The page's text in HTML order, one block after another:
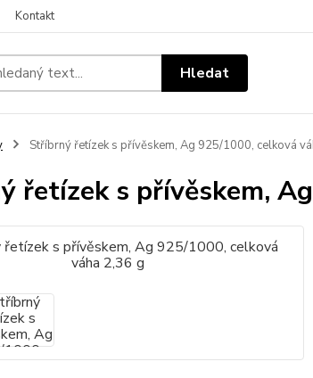
Kontakt
Hledat
Stříbrný řetízek s přívěskem, Ag 925/1000, celková
řetízek s přívěskem,